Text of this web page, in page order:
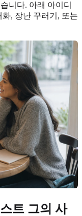
니다. 아래 아이디
, 장난 꾸러기, 또는
트 그의 사